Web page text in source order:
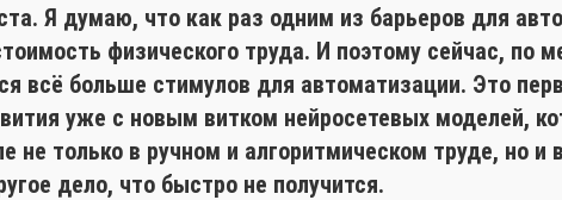
Я думаю, что как раз одним из барьеров для
физического труда. И поэтому сейчас, по
всё больше стимулов для автоматизации. Это
уже с новым витком нейросетевых моделей,
не только в ручном и алгоритмическом труде, но
дело, что быстро не получится.